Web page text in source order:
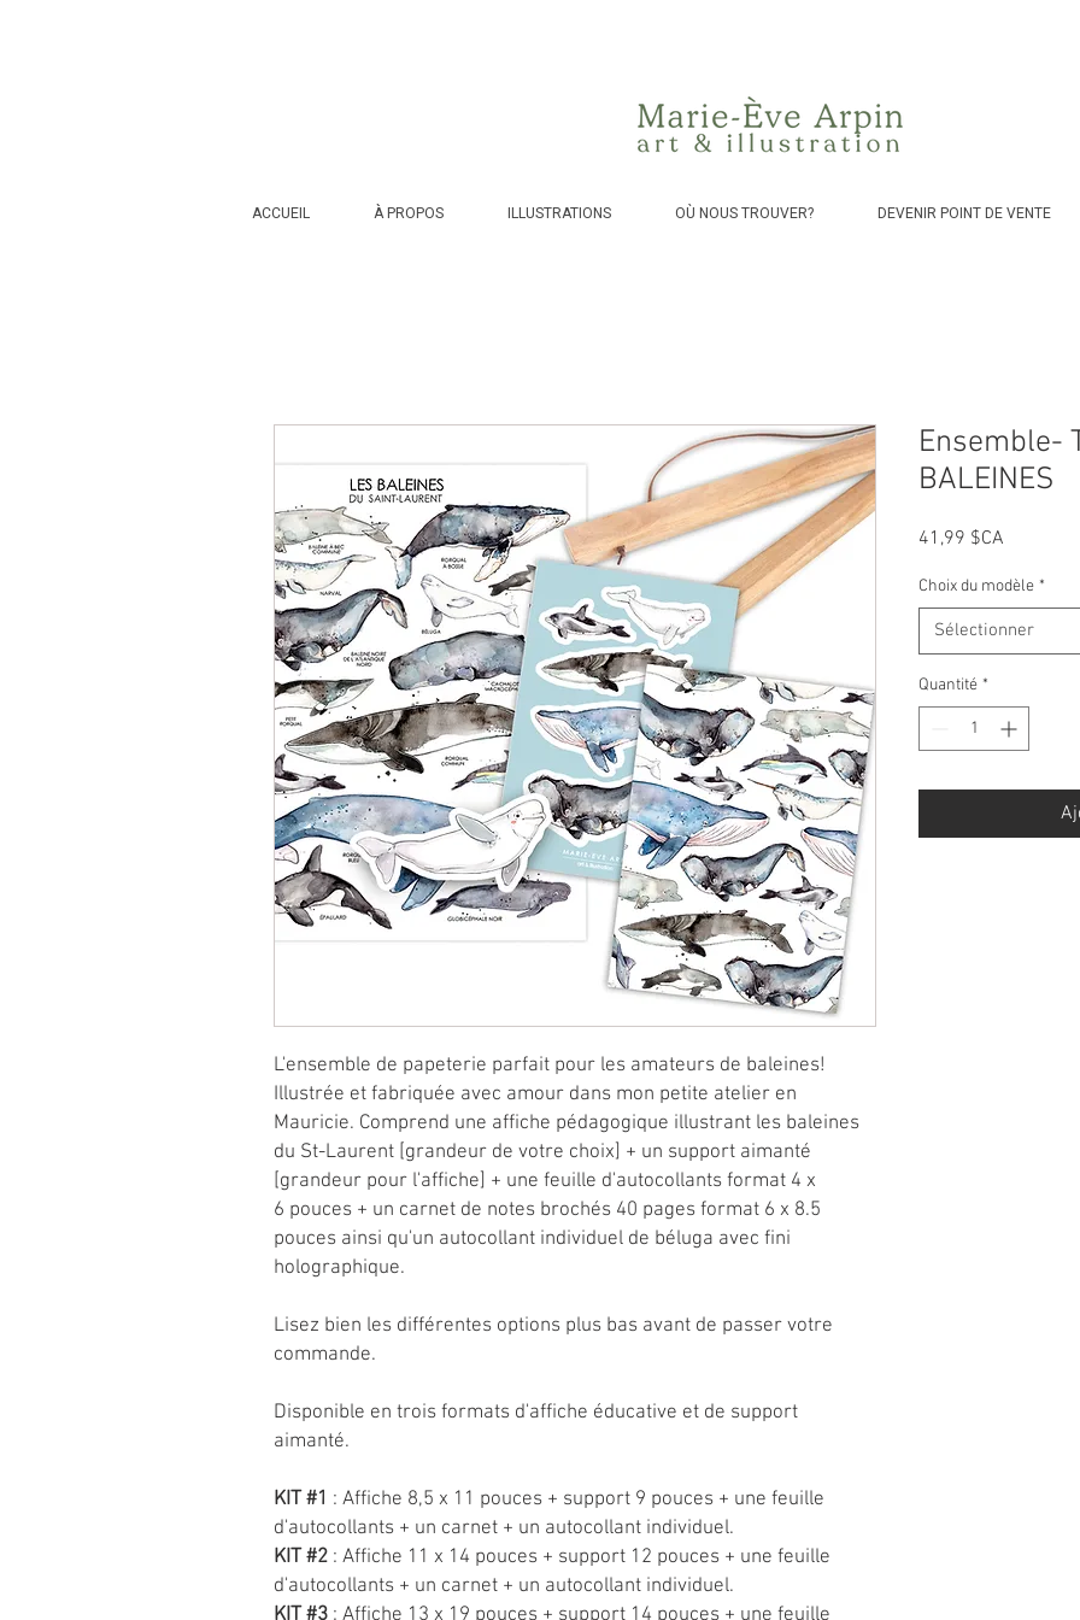
ACCUEIL À PROPOS ILLUSTRATIONS OÙ NOUS TROUVER? DEVENIR POINT DE VENTE
L'ensemble de papeterie parfait pour les amateurs de baleines!
Illustrée et fabriquée avec amour dans mon petite atelier en
Mauricie. Comprend une affiche pédagogique illustrant les baleines
du St-Laurent [grandeur de votre choix] + un support aimanté
[grandeur pour l'affiche] + une feuille d'autocollants format 4 x
6 pouces + un carnet de notes brochés 40 pages format 6 x 8.5
pouces ainsi qu'un autocollant individuel de béluga avec fini
holographique.
Lisez bien les différentes options plus bas avant de passer votre
commande.
Disponible en trois formats d'affiche éducative et de support
aimanté.
KIT #1 : Affiche 8,5 x 11 pouces + support 9 pouces + une feuille
d'autocollants + un carnet + un autocollant individuel.
KIT #2 : Affiche 11 x 14 pouces + support 12 pouces + une feuille
d'autocollants + un carnet + un autocollant individuel.
KIT #3 : Affiche 13 x 19 pouces + support 14 pouces + une feuille
Ensemble-
BALEINES
41,99 $CA
Choix du modèle *
Sélectionner
Quantité *